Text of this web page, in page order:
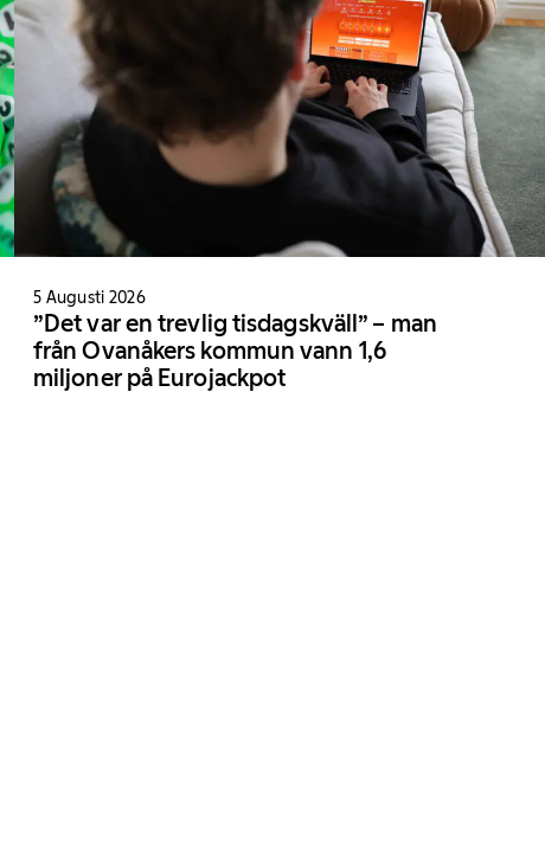
5 Augusti 2026
”Det var en trevlig tisdagskväll” – man
från Ovanåkers kommun vann 1,6
miljoner på Eurojackpot